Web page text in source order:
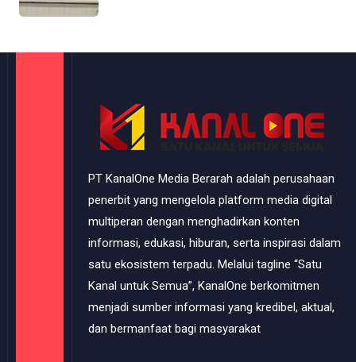
PT KanalOne Media Berarah adalah perusahaan
penerbit yang mengelola platform media digital
multiperan dengan menghadirkan konten
informasi, edukasi, hiburan, serta inspirasi dalam
satu ekosistem terpadu. Melalui tagline “Satu
Kanal untuk Semua”, KanalOne berkomitmen
menjadi sumber informasi yang kredibel, aktual,
dan bermanfaat bagi masyarakat